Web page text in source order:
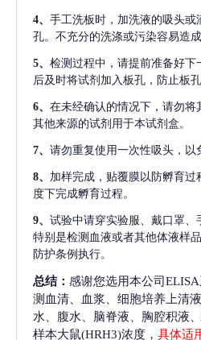
4、 手工洗板时，加洗液的吸头或
孔。不充分的洗涤或污染容易造
5、 检测过程中，请提前准备好下
后及时将试剂加入板孔，防止板
6、 在未经确认的情况下，请勿将
其他来源的试剂用于本试剂盒。
7、 请勿重复使用一次性吸头，以
8、 加样完成，贴覆膜以防孵育过
度下完成孵育过程。
9、 试验中请穿实验服、戴口罩、
特别是检测血液或者其他体液样
防护条例执行。
总结： 感谢您选用本公司
测血清、血浆、细胞培养上清
水、腹水、脑脊液、胸腔积液
样本大鼠(HRH3)浓度， 具体适